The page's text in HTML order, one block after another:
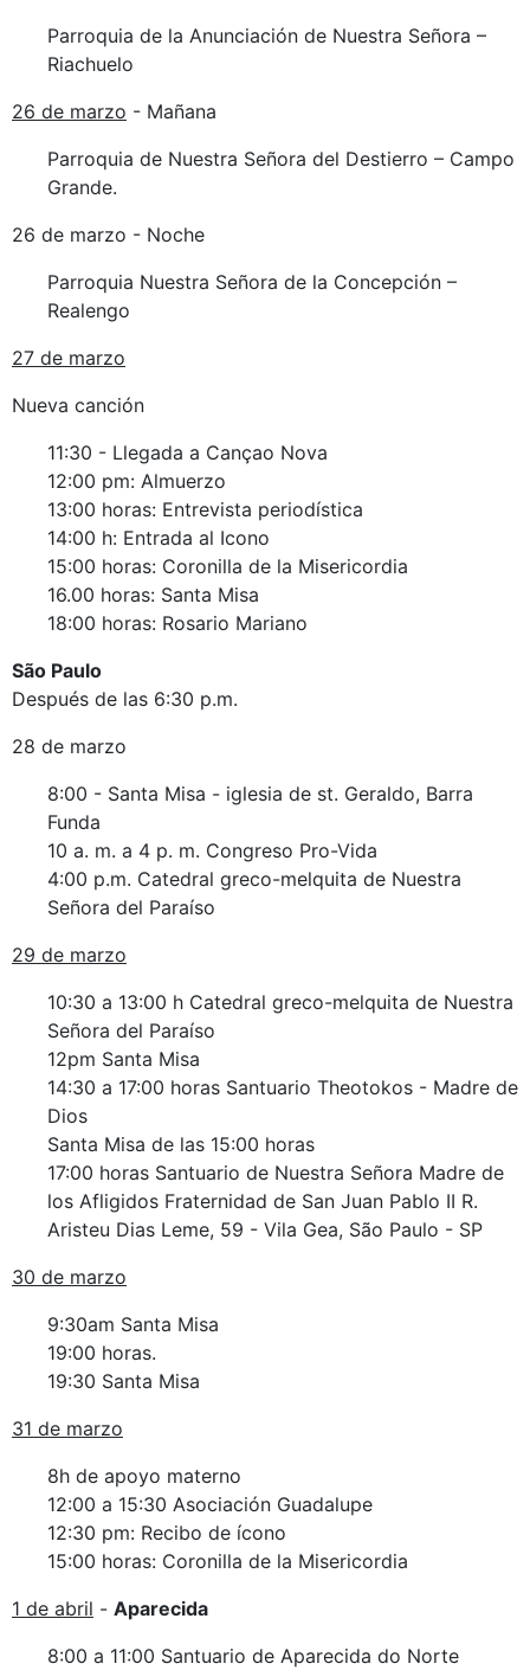
Parroquia de la Anunciación de Nuestra Señora –
Riachuelo
26 de marzo - Mañana
Parroquia de Nuestra Señora del Destierro – Campo
Grande.
26 de marzo - Noche
Parroquia Nuestra Señora de la Concepción –
Realengo
27 de marzo
Nueva canción
11:30 - Llegada a Cançao Nova
12:00 pm: Almuerzo
13:00 horas: Entrevista periodística
14:00 h: Entrada al Icono
15:00 horas: Coronilla de la Misericordia
16.00 horas: Santa Misa
18:00 horas: Rosario Mariano
São Paulo
Después de las 6:30 p.m.
28 de marzo
8:00 - Santa Misa - iglesia de st. Geraldo, Barra
Funda
10 a. m. a 4 p. m. Congreso Pro-Vida
4:00 p.m. Catedral greco-melquita de Nuestra
Señora del Paraíso
29 de marzo
10:30 a 13:00 h Catedral greco-melquita de Nuestra
Señora del Paraíso
12pm Santa Misa
14:30 a 17:00 horas Santuario Theotokos - Madre de
Dios
Santa Misa de las 15:00 horas
17:00 horas Santuario de Nuestra Señora Madre de
los Afligidos Fraternidad de San Juan Pablo II R.
Aristeu Dias Leme, 59 - Vila Gea, São Paulo - SP
30 de marzo
9:30am Santa Misa
19:00 horas.
19:30 Santa Misa
31 de marzo
8h de apoyo materno
12:00 a 15:30 Asociación Guadalupe
12:30 pm: Recibo de ícono
15:00 horas: Coronilla de la Misericordia
1 de abril - Aparecida
8:00 a 11:00 Santuario de Aparecida do Norte